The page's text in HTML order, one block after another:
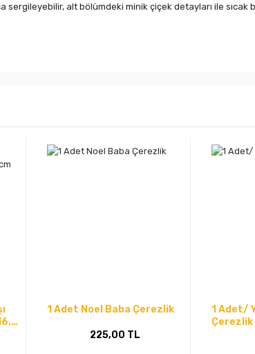
sergileyebilir, alt bölümdeki minik çiçek detayları ile
1 Adet Noel Baba Çerezlik
225,00 TL
1 Adet/
Çerezlik